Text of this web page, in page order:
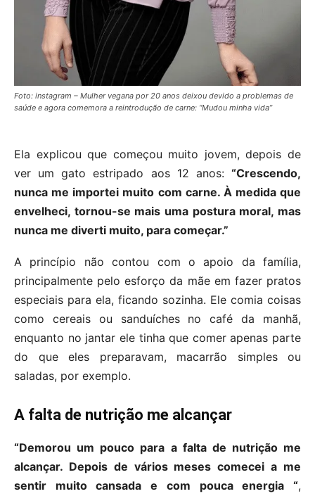
Foto: instagram – Mulher vegana por 20 anos deixou devido a problemas de
saúde e agora comemora a reintrodução de carne: “Mudou minha vida”
Ela explicou que começou muito jovem, depois de
ver um gato estripado aos 12 anos: “Crescendo,
nunca me importei muito com carne. À medida que
envelheci, tornou-se mais uma postura moral, mas
nunca me diverti muito, para começar.”
A princípio não contou com o apoio da família,
principalmente pelo esforço da mãe em fazer pratos
especiais para ela, ficando sozinha. Ele comia coisas
como cereais ou sanduíches no café da manhã,
enquanto no jantar ele tinha que comer apenas parte
do que eles preparavam, macarrão simples ou
saladas, por exemplo.
A falta de nutrição me alcançar
“Demorou um pouco para a falta de nutrição me
alcançar. Depois de vários meses comecei a me
sentir muito cansada e com pouca energia “,